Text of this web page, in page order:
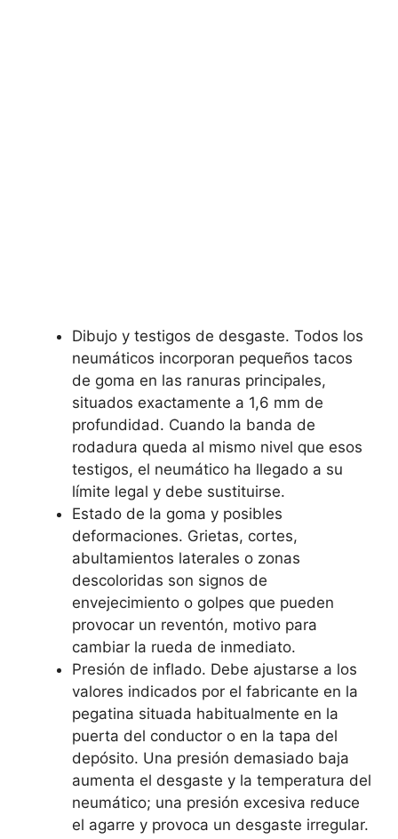
Dibujo y testigos de desgaste. Todos los
neumáticos incorporan pequeños tacos
de goma en las ranuras principales,
situados exactamente a 1,6 mm de
profundidad. Cuando la banda de
rodadura queda al mismo nivel que esos
testigos, el neumático ha llegado a su
límite legal y debe sustituirse.
Estado de la goma y posibles
deformaciones. Grietas, cortes,
abultamientos laterales o zonas
descoloridas son signos de
envejecimiento o golpes que pueden
provocar un reventón, motivo para
cambiar la rueda de inmediato.
Presión de inflado. Debe ajustarse a los
valores indicados por el fabricante en la
pegatina situada habitualmente en la
puerta del conductor o en la tapa del
depósito. Una presión demasiado baja
aumenta el desgaste y la temperatura del
neumático; una presión excesiva reduce
el agarre y provoca un desgaste irregular.